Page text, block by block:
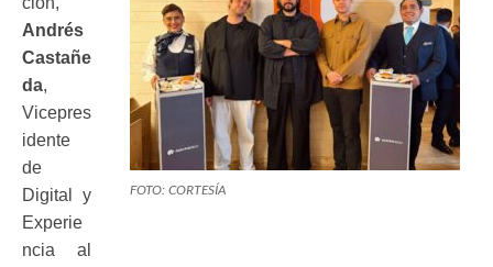
FOTO: CORTESÍA
Andrés
Castañe
da,
Vicepres
idente
de
Digital y
Experie
ncia al